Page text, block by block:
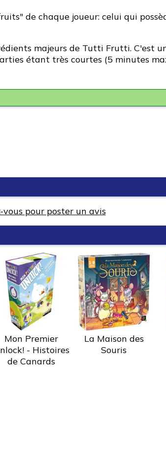
de chaque joueur: celui qui
majeurs de Tutti Frutti. C'est
étant très courtes (5 minutes
vous pour poster un avis
Mon Premier
- Histoires
de Canards
La Maison des
Souris